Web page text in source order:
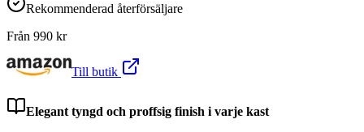
Rekommenderad återförsäljare
Från 990 kr
Till butik
Elegant tyngd och proffsig finish i varje kast